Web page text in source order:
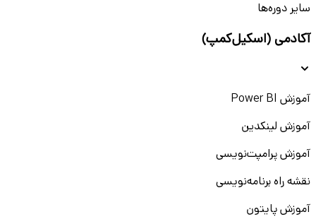
سایر دوره‌ها
آکادمی (اسکیل‌کمپ)
آموزش Power BI
آموزش لینکدین
آموزش پرامپت‌نویسی
نقشه راه برنامه‌نویسی
آموزش پایتون